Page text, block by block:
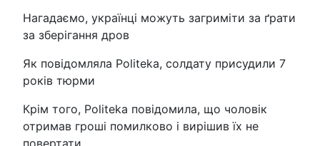
Нагадаємо, українці можуть загриміти за ґрати
за зберігання дров
Як повідомляла Politeka, солдату присудили 7
років тюрми
Крім того, Politeka повідомила, що чоловік
отримав гроші помилково і вирішив їх не
повертати.